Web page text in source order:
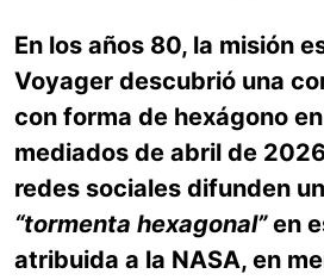
En los años 80, la misión
Voyager descubrió una
con forma de hexágono
mediados de abril de
redes sociales difunden
“tormenta hexagonal”en
atribuida a la NASA, en